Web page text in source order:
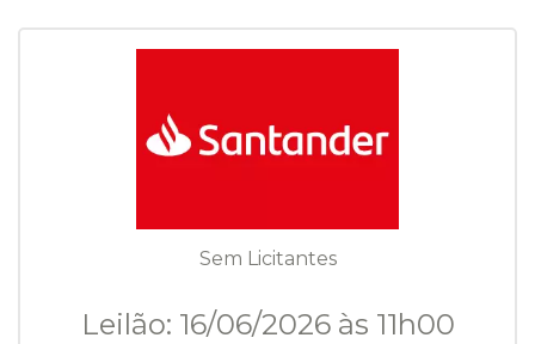
Sem Licitantes
Leilão: 16/06/2026 às 11h00